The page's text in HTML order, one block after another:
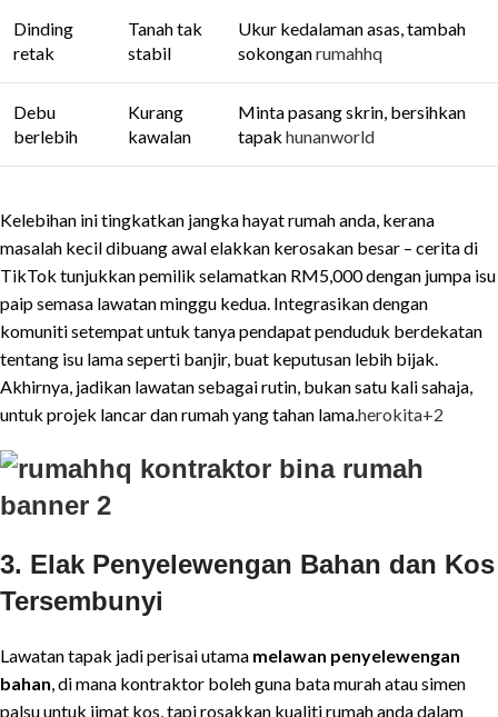
Dinding
retak
Tanah tak
stabil
Ukur kedalaman asas, tambah
sokonganrumahhq
Debu
berlebih
Kurang
kawalan
Minta pasang skrin, bersihkan
tapak hunanworld
Kelebihan ini tingkatkan jangka hayat rumah anda, kerana
masalah kecil dibuang awal elakkan kerosakan besar – cerita di
TikTok tunjukkan pemilik selamatkan RM5,000 dengan jumpa isu
paip semasa lawatan minggu kedua. Integrasikan dengan
komuniti setempat untuk tanya pendapat penduduk berdekatan
tentang isu lama seperti banjir, buat keputusan lebih bijak.
Akhirnya, jadikan lawatan sebagai rutin, bukan satu kali sahaja,
untuk projek lancar dan rumah yang tahan lama.herokita+2
3. Elak Penyelewengan Bahan dan Kos
Tersembunyi
Lawatan tapak jadi perisai utama melawan penyelewengan
bahan , di mana kontraktor boleh guna bata murah atau simen
palsu untuk jimat kos, tapi rosakkan kualiti rumah anda dalam